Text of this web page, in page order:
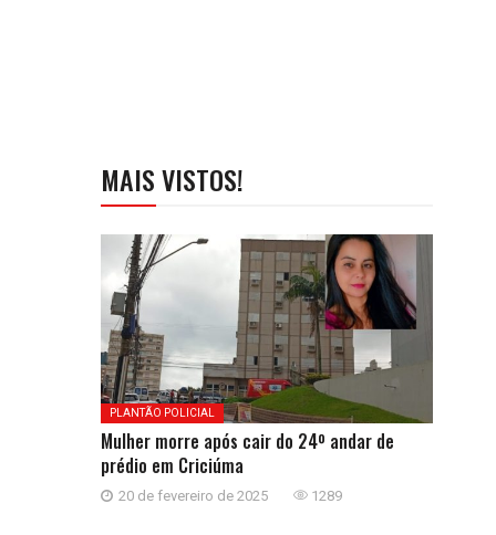
MAIS VISTOS!
PLANTÃO POLICIAL
Mulher morre após cair do 24º andar de
prédio em Criciúma
20 de fevereiro de 2025 1289